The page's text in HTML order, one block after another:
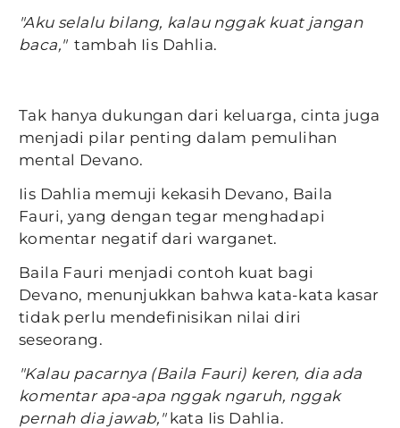
"Aku selalu bilang, kalau nggak kuat jangan
baca,"tambah Iis Dahlia.
Tak hanya dukungan dari keluarga, cinta juga
menjadi pilar penting dalam pemulihan
mental Devano.
Iis Dahlia memuji kekasih Devano, Baila
Fauri, yang dengan tegar menghadapi
komentar negatif dari warganet.
Baila Fauri menjadi contoh kuat bagi
Devano, menunjukkan bahwa kata-kata kasar
tidak perlu mendefinisikan nilai diri
seseorang.
"Kalau pacarnya (Baila Fauri) keren, dia ada
komentar apa-apa nggak ngaruh, nggak
pernah dia jawab,"kata Iis Dahlia.